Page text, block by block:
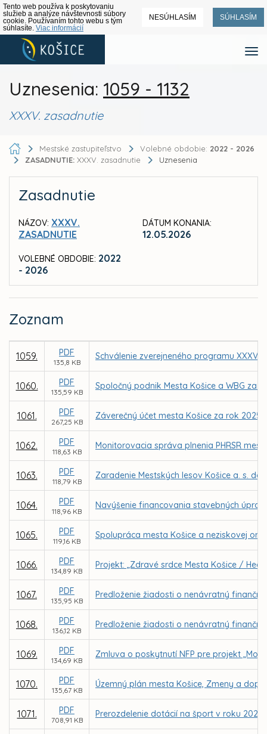
Tento web používa k poskytovaniu
služieb a analýze návštevnosti súbory
cookie. Používaním tohto webu s tým
súhlasíte. Viac informácií
NESÚHLASÍM SÚHLASÍM
Uznesenia: 1059 - 1132
XXXV. zasadnutie
Mestské zastupiteľstvo Volebné obdobie: 2022 - 2026
ZASADNUTIE: XXXV. zasadnutie Uznesenia
Zasadnutie
NÁZOV: XXXV.
ZASADNUTIE
VOLEBNÉ OBDOBIE: 2022
- 2026
DÁTUM KONANIA:
12.05.2026
Zoznam
1059. PDF
135,8 KB
Schválenie zverejneného programu XXXV.
1060. PDF
135,59 KB
Spoločný podnik Mesta Košice a WBG za
1061. PDF
267,25 KB
Záverečný účet mesta Košice za rok 2025
1062. PDF
118,63 KB
Monitorovacia správa plnenia PHRSR
1063. PDF
118,79 KB
Zaradenie Mestských lesov Košice a. s.
1064. PDF
118,96 KB
Navýšenie financovania stavebných
1065. PDF
119,16 KB
Spolupráca mesta Košice a neziskovej
1066. PDF
134,89 KB
Projekt: „Zdravé srdce Mesta Košice /
1067. PDF
135,95 KB
Predloženie žiadosti o nenávratný
1068. PDF
136,12 KB
Predloženie žiadosti o nenávratný
1069. PDF
134,69 KB
Zmluva o poskytnutí NFP pre projekt
1070. PDF
135,67 KB
Územný plán mesta Košice, Zmeny a
1071. PDF
708,91 KB
Prerozdelenie dotácií na šport v roku 2026